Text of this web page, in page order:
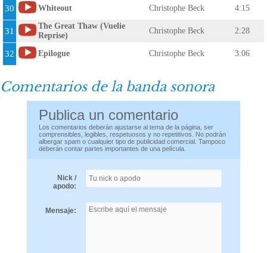
30 Whiteout Christophe Beck 4:15
31
The Great Thaw (Vuelie
Reprise)
Christophe Beck 2:28
32 Epilogue Christophe Beck 3:06
Comentarios de la banda sonora
Publica un comentario
Los comentarios deberán ajustarse al tema de la página, ser
comprensibles, legibles, respetuosos y no repetitivos. No podrán
albergar spam o cualquier tipo de publicidad comercial. Tampoco
deberán contar partes importantes de una película.
Nick /
apodo:
Mensaje: